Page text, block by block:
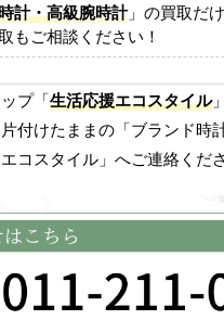
計・高級腕時計」の買取だ
もご相談ください！
プ「生活応援エコスタイル
付けたままの「ブランド時
コスタイル」へご連絡くださ